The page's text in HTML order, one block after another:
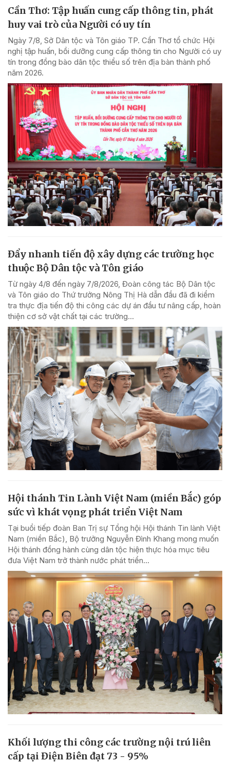
Cần Thơ: Tập huấn cung cấp thông tin, phát
huy vai trò của Người có uy tín
Ngày 7/8, Sở Dân tộc và Tôn giáo TP. Cần Thơ tổ chức Hội
nghị tập huấn, bồi dưỡng cung cấp thông tin cho Người có uy
tín trong đồng bào dân tộc thiểu số trên địa bàn thành phố
năm 2026.
Đẩy nhanh tiến độ xây dựng các trường học
thuộc Bộ Dân tộc và Tôn giáo
Từ ngày 4/8 đến ngày 7/8/2026, Đoàn công tác Bộ Dân tộc
và Tôn giáo do Thứ trưởng Nông Thị Hà dẫn đầu đã đi kiểm
tra thực địa tiến độ thi công các dự án đầu tư nâng cấp, hoàn
thiện cơ sở vật chất tại các trường...
Hội thánh Tin Lành Việt Nam (miền Bắc) góp
sức vì khát vọng phát triển Việt Nam
Tại buổi tiếp đoàn Ban Trị sự Tổng hội Hội thánh Tin lành Việt
Nam (miền Bắc), Bộ trưởng Nguyễn Đình Khang mong muốn
Hội thánh đồng hành cùng dân tộc hiện thực hóa mục tiêu
đưa Việt Nam trở thành nước phát triển...
Khối lượng thi công các trường nội trú liên
cấp tại Điện Biên đạt 73 - 95%